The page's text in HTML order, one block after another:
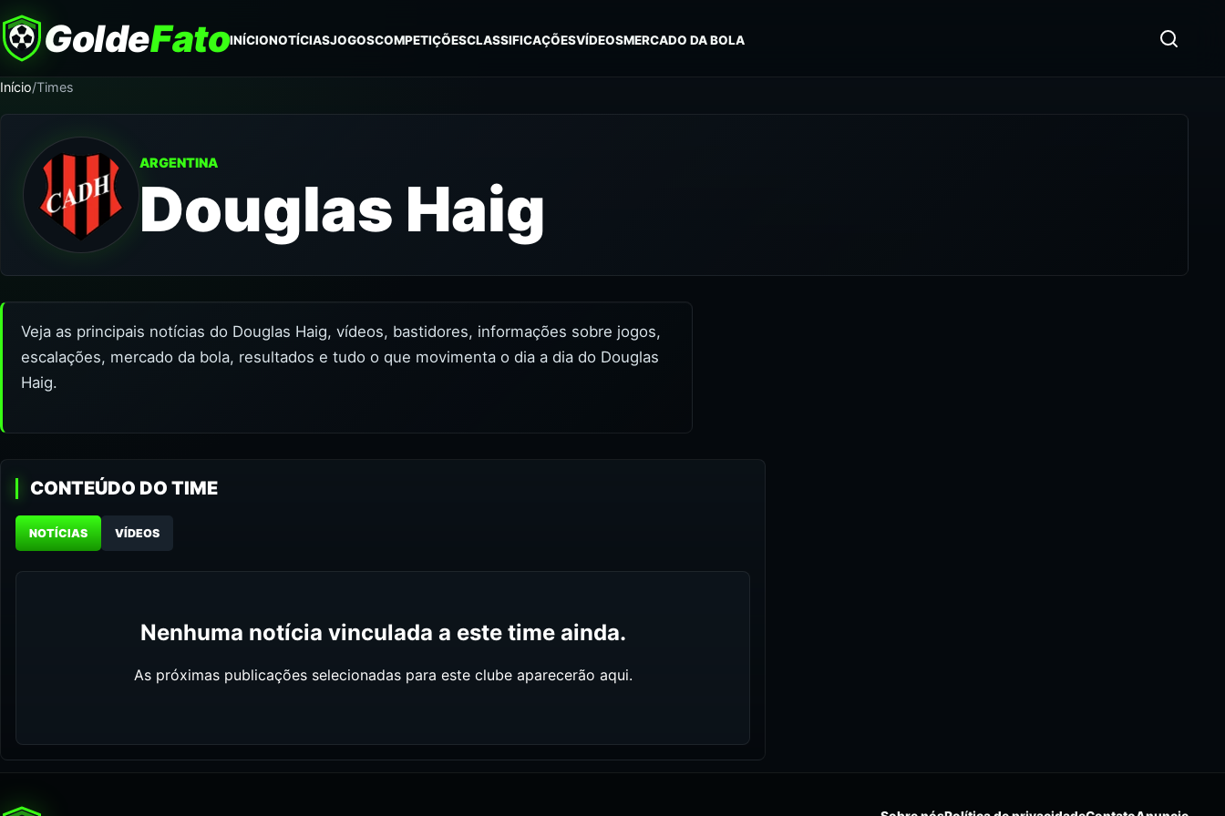
GoldeFatoINÍCIONOTÍCIASJOGOSCOMPETIÇÕESCLASSIFICAÇÕESVÍDEOSMERCADO DA BOLA
Início/Times
ARGENTINA
Douglas Haig
Veja as principais notícias do Douglas Haig, vídeos, bastidores, informações sobre jogos,
escalações, mercado da bola, resultados e tudo o que movimenta o dia a dia do Douglas
Haig.
CONTEÚDO DO TIME
NOTÍCIAS VÍDEOS
Nenhuma notícia vinculada a este time ainda.
As próximas publicações selecionadas para este clube aparecerão aqui.